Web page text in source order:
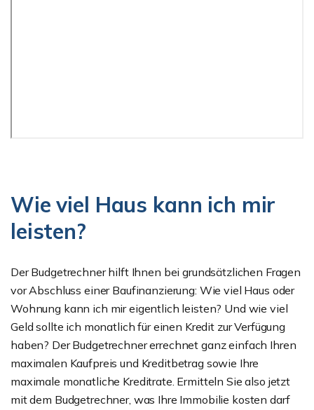
Wie viel Haus kann ich mir
leisten?
Der Budgetrechner hilft Ihnen bei grundsätzlichen Fragen
vor Abschluss einer Baufinanzierung: Wie viel Haus oder
Wohnung kann ich mir eigentlich leisten? Und wie viel
Geld sollte ich monatlich für einen Kredit zur Verfügung
haben? Der Budgetrechner errechnet ganz einfach Ihren
maximalen Kaufpreis und Kreditbetrag sowie Ihre
maximale monatliche Kreditrate. Ermitteln Sie also jetzt
mit dem Budgetrechner, was Ihre Immobilie kosten darf